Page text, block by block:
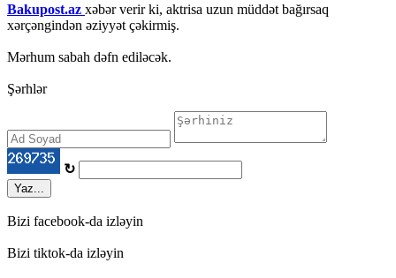
Bakupost.az xəbər verir ki, aktrisa uzun müddət bağırsaq
xərçəngindən əziyyət çəkirmiş.
Mərhum sabah dəfn ediləcək.
Şərhlər
↻
Yaz...
Bizi facebook-da izləyin
Bizi tiktok-da izləyin